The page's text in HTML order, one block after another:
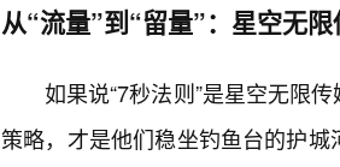
从“流量”到“留量”：星空无
如果说“7秒法则”是星空无限
策略，才是他们稳坐钓鱼台的护